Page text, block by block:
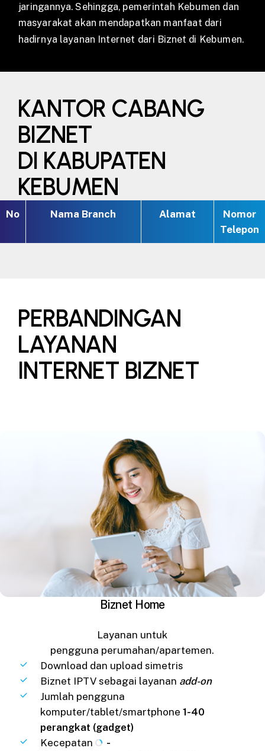
jaringannya. Sehingga, pemerintah Kebumen dan
masyarakat akan mendapatkan manfaat dari
hadirnya layanan Internet dari Biznet di Kebumen.
KANTOR CABANG
BIZNET
DI KABUPATEN
KEBUMEN
No Nama Branch Alamat
Nomor
Telepon
PERBANDINGAN
LAYANAN
INTERNET BIZNET
Biznet Home
Layanan untuk
pengguna perumahan/apartemen.
Download dan upload simetris
Biznet IPTV sebagai layanan add-on
Jumlah pengguna
komputer/tablet/smartphone1-40
perangkat (gadget)
Kecepatan
-